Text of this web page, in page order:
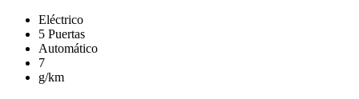
Eléctrico
5 Puertas
Automático
7
g/km